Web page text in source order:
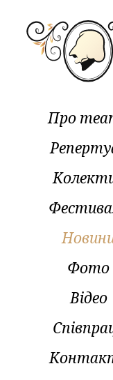
Про
Фото
Відео